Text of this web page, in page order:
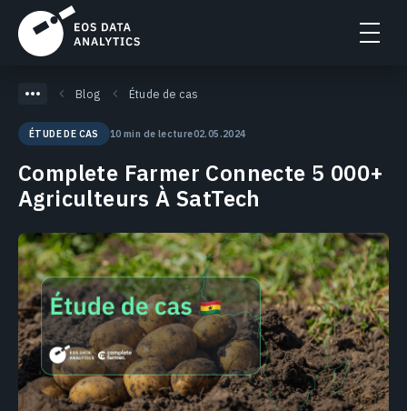
Blog Étude de cas
ÉTUDE DE CAS 10 min de lecture02.05.2024
Complete Farmer Connecte 5 000+
Agriculteurs À SatTech